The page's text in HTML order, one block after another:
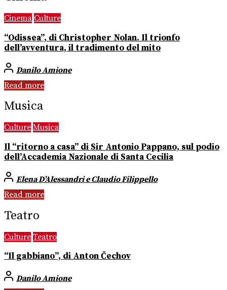
Cinema Culture
“Odissea”, di Christopher Nolan. Il trionfo
dell’avventura, il tradimento del mito
Danilo Amione
Read more
Musica
Culture Musica
Il “ritorno a casa” di Sir Antonio Pappano, sul podio
dell’Accademia Nazionale di Santa Cecilia
Elena D’Alessandri e Claudio Filippello
Read more
Teatro
Culture Teatro
“Il gabbiano”, di Anton Čechov
Danilo Amione